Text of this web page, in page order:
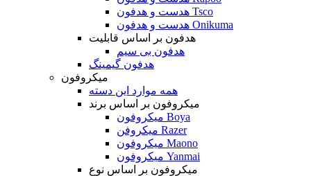
هدست و هدفون Tsco
هدست و هدفون Onikuma
هدفون بر اساس قابلیت
هدفون بی سیم
هدفون گیمینگ
میکروفون
همه موارد این دسته
میکروفون بر اساس برند
میکروفون Boya
میکروفن Razer
میکروفون Maono
میکروفون Yanmai
میکروفون بر اساس نوع